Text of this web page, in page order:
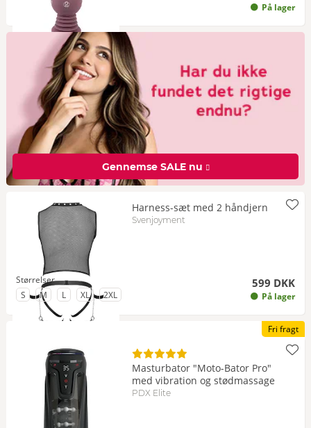
På lager
Gennemse SALE nu
Harness-sæt med 2 håndjern
Svenjoyment
599 DKK
På lager
Størrelser
til Størrelse
S til Størrelse
M til Størrelse
L til Størrelse
XL til Størrelse
2XL
Fri fragt
Masturbator "Moto-Bator Pro"
med vibration og stødmassage
PDX Elite